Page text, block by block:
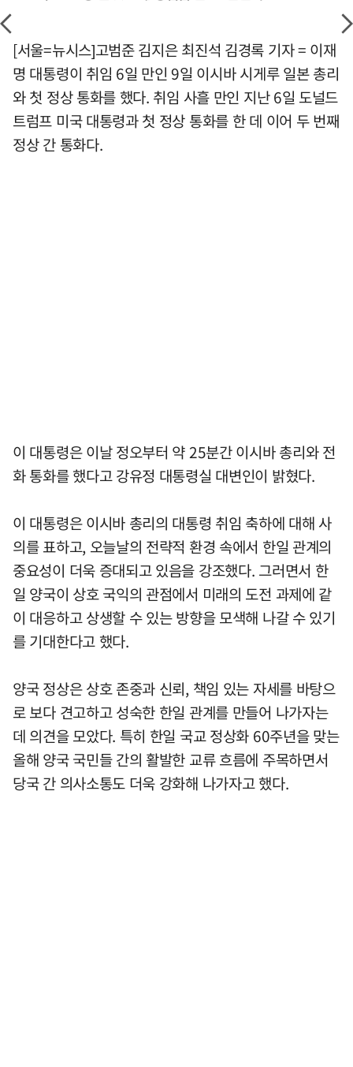
[서울=뉴시스]고범준 김지은 최진석 김경록 기자 = 이재
명 대통령이 취임 6일 만인 9일 이시바 시게루 일본 총리
와 첫 정상 통화를 했다. 취임 사흘 만인 지난 6일 도널드
트럼프 미국 대통령과 첫 정상 통화를 한 데 이어 두 번째
정상 간 통화다.
이 대통령은 이날 정오부터 약 25분간 이시바 총리와 전
화 통화를 했다고 강유정 대통령실 대변인이 밝혔다.
이 대통령은 이시바 총리의 대통령 취임 축하에 대해 사
의를 표하고, 오늘날의 전략적 환경 속에서 한일 관계의
중요성이 더욱 증대되고 있음을 강조했다. 그러면서 한
일 양국이 상호 국익의 관점에서 미래의 도전 과제에 같
이 대응하고 상생할 수 있는 방향을 모색해 나갈 수 있기
를 기대한다고 했다.
양국 정상은 상호 존중과 신뢰, 책임 있는 자세를 바탕으
로 보다 견고하고 성숙한 한일 관계를 만들어 나가자는
데 의견을 모았다. 특히 한일 국교 정상화 60주년을 맞는
올해 양국 국민들 간의 활발한 교류 흐름에 주목하면서
당국 간 의사소통도 더욱 강화해 나가자고 했다.